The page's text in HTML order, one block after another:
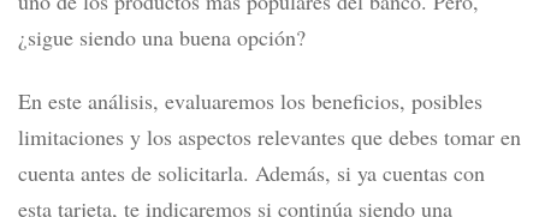
¿sigue siendo una buena opción?
En este análisis, evaluaremos los beneficios, posibles
limitaciones y los aspectos relevantes que debes tomar en
cuenta antes de solicitarla. Además, si ya cuentas con
esta tarjeta, te indicaremos si continúa siendo una